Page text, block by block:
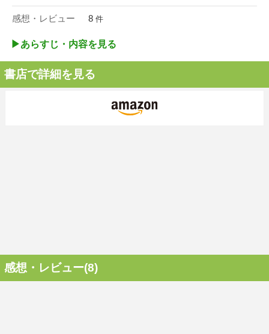
感想・レビュー 8 件
▶︎あらすじ・内容を見る
書店で詳細を見る
感想・レビュー(8)